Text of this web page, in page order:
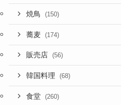
焼鳥 (150)
蕎麦 (174)
販売店 (56)
韓国料理 (68)
食堂 (260)